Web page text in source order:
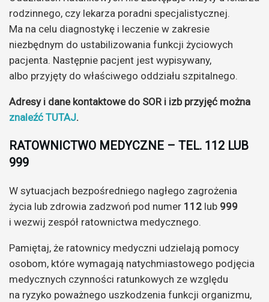
rodzinnego, czy lekarza poradni specjalistycznej.
Ma na celu diagnostykę i leczenie w zakresie
niezbędnym do ustabilizowania funkcji życiowych
pacjenta. Następnie pacjent jest wypisywany,
albo przyjęty do właściwego oddziału szpitalnego.
Adresy i dane kontaktowe do SOR i izb przyjęć można
znaleźć TUTAJ.
RATOWNICTWO MEDYCZNE – TEL. 112 LUB
999
W sytuacjach bezpośredniego nagłego zagrożenia
życia lub zdrowia zadzwoń pod numer 112 lub 999
i wezwij zespół ratownictwa medycznego.
Pamiętaj, że ratownicy medyczni udzielają pomocy
osobom, które wymagają natychmiastowego podjęcia
medycznych czynności ratunkowych ze względu
na ryzyko poważnego uszkodzenia funkcji organizmu,